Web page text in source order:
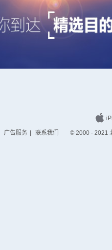
广告服务 联系我们 © 2000 - 2021 北